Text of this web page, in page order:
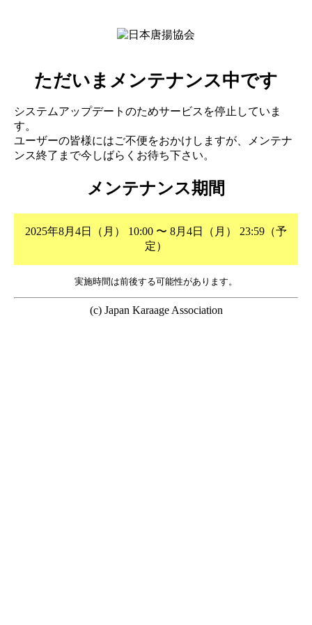
ただいまメンテナンス中です
システムアップデートのためサービスを停止していま
す。
ユーザーの皆様にはご不便をおかけしますが、メンテナ
ンス終了まで今しばらくお待ち下さい。
メンテナンス期間
2025年8月4日（月） 10:00 〜 8月4日（月） 23:59（予
定）
実施時間は前後する可能性があります。
(c) Japan Karaage Association